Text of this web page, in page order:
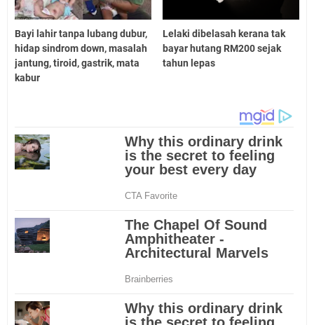
Bayi lahir tanpa lubang dubur,
hidap sindrom down, masalah
jantung, tiroid, gastrik, mata
kabur
Lelaki dibelasah kerana tak
bayar hutang RM200 sejak
tahun lepas